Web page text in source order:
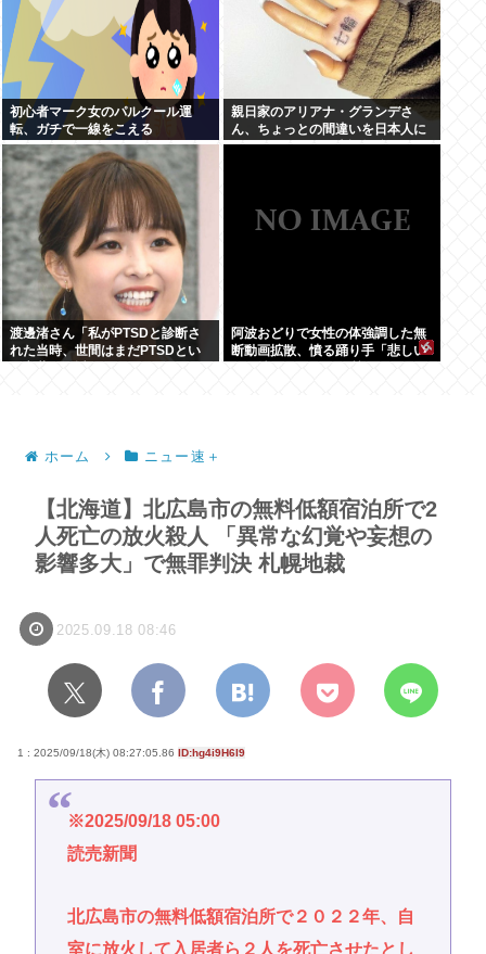
初心者マーク女のパルクール運
転、ガチで一線をこえる
親日家のアリアナ・グランデさ
ん、ちょっとの間違いを日本人に
叩かれまくって日本語勉強をやめ
渡邊渚さん「私がPTSDと診断さ
れた当時、世間はまだPTSDとい
阿波おどりで女性の体強調した無
断動画拡散、憤る踊り手「悲しい
ホーム ニュー速＋
【北海道】北広島市の無料低額宿泊所で2
人死亡の放火殺人 「異常な幻覚や妄想の
影響多大」で無罪判決 札幌地裁
2025.09.18 08:46
1 : 2025/09/18(木) 08:27:05.86 ID:hg4i9H6I9
※2025/09/18 05:00
読売新聞
北広島市の無料低額宿泊所で２０２２年、自
室に放火して入居者ら２人を死亡させたとし